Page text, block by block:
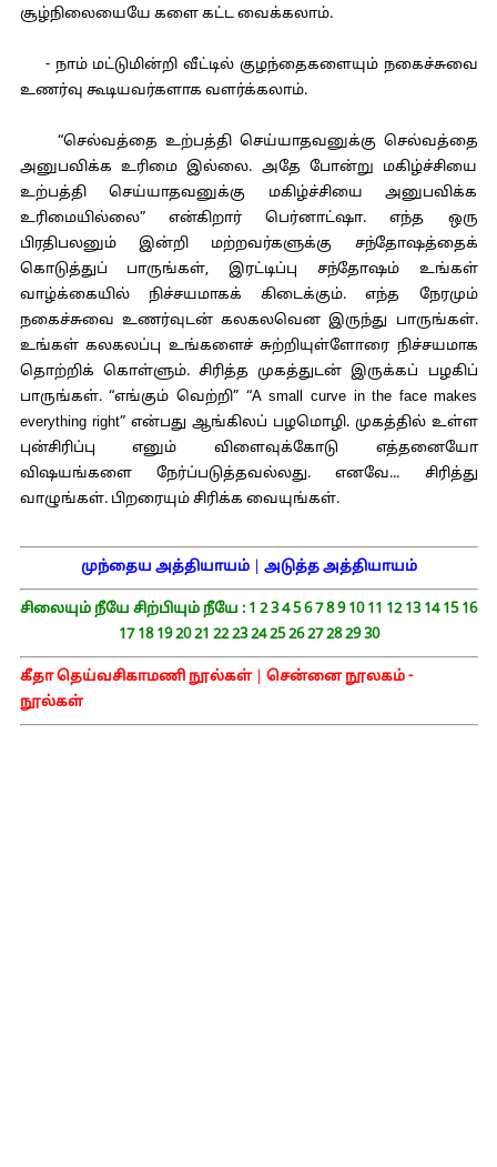
சூழ்நிலையையே களை கட்ட வைக்கலாம்.
- நாம் மட்டுமின்றி வீட்டில் குழந்தைகளையும் நகைச்சுவை
உணர்வு கூடியவர்களாக வளர்க்கலாம்.
“செல்வத்தை உற்பத்தி செய்யாதவனுக்கு செல்வத்தை
அனுபவிக்க உரிமை இல்லை. அதே போன்று மகிழ்ச்சியை
உற்பத்தி செய்யாதவனுக்கு மகிழ்ச்சியை அனுபவிக்க
உரிமையில்லை” என்கிறார் பெர்னாட்ஷா. எந்த ஒரு
பிரதிபலனும் இன்றி மற்றவர்களுக்கு சந்தோஷத்தைக்
கொடுத்துப் பாருங்கள், இரட்டிப்பு சந்தோஷம் உங்கள்
வாழ்க்கையில் நிச்சயமாகக் கிடைக்கும். எந்த நேரமும்
நகைச்சுவை உணர்வுடன் கலகலவென இருந்து பாருங்கள்.
உங்கள் கலகலப்பு உங்களைச் சுற்றியுள்ளோரை நிச்சயமாக
தொற்றிக் கொள்ளும். சிரித்த முகத்துடன் இருக்கப் பழகிப்
பாருங்கள். “எங்கும் வெற்றி” “A small curve in the face makes
everything right” என்பது ஆங்கிலப் பழமொழி. முகத்தில் உள்ள
புன்சிரிப்பு எனும் விளைவுக்கோடு எத்தனையோ
விஷயங்களை நேர்ப்படுத்தவல்லது. எனவே... சிரித்து
வாழுங்கள். பிறரையும் சிரிக்க வையுங்கள்.
முந்தைய அத்தியாயம்| அடுத்த அத்தியாயம்
சிலையும் நீயே சிற்பியும் நீயே : 1 234567891011 1213141516
1718192021 222324252627282930
கீதா தெய்வசிகாமணி நூல்கள்| சென்னை நூலகம் -
நூல்கள்